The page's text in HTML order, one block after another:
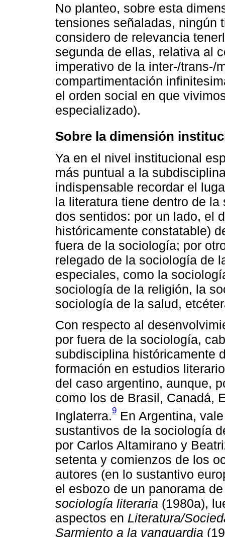
No planteo, sobre esta
tensiones señaladas, ningún
considero de relevancia
segunda de ellas, relativa al
imperativo de la inter-/trans-/
compartimentación
el orden social en que
especializado).
Sobre la dimensión
Ya en el nivel institucional
más puntual a la
indispensable recordar el
la literatura tiene dentro de
dos sentidos: por un lado, el
históricamente constatable)
fuera de la sociología; por
relegado de la sociología de
especiales, como la
sociología de la religión, la
sociología de la salud,
Con respecto al
por fuera de la sociología,
subdisciplina históricamente
formación en estudios
del caso argentino, aunque,
como los de Brasil, Canadá,
Inglaterra.9 En Argentina,
sustantivos de la sociología
por Carlos Altamirano y
setenta y comienzos de los
autores (en lo sustantivo
el esbozo de un panorama
sociología literaria (1980a),
aspectos en Literatura/
Sarmiento a la vanguardia